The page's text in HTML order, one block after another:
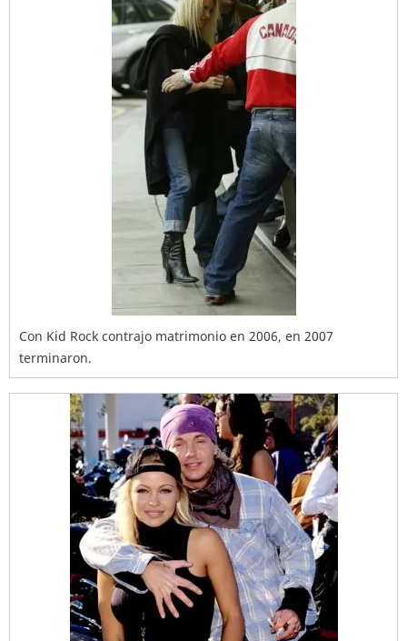
Con Kid Rock contrajo matrimonio en 2006, en 2007
terminaron.